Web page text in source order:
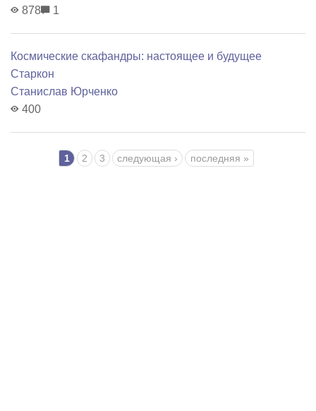
878
1
Космические скафандры: настоящее и будущее
Старкон
Станислав Юрченко
400
Страницы 1 2 3 следующая › последняя »